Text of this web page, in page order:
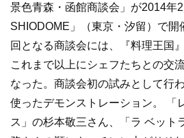
景色青森・函館商談会」が2014年2
SHIODOME」（東京・汐留）で開
回となる商談会には、『料理王国
これまで以上にシェフたちとの交
なった。商談会初の試みとして行
使ったデモンストレーション。 「
ス」の杉本敬三さん、「ラ ベット